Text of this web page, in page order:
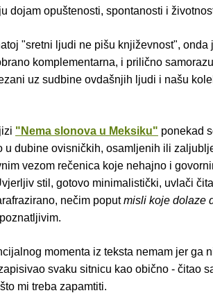
dojam opuštenosti, spontanosti i
"sretni ljudi ne pišu književnost", onda
komplementarna, i prilično
uz sudbine ovdašnjih ljudi i našu
"Nema slonova u Meksiku" ponekad
u dubine ovisničkih, osamljenih ili
vezom rečenica koje nehajno i
stil, gotovo minimalistički, uvlači
nečim poputmisli koje dolaze
momenta iz teksta nemam jer ga
svaku sitnicu kao obično - čitao
mi treba zapamtiti.